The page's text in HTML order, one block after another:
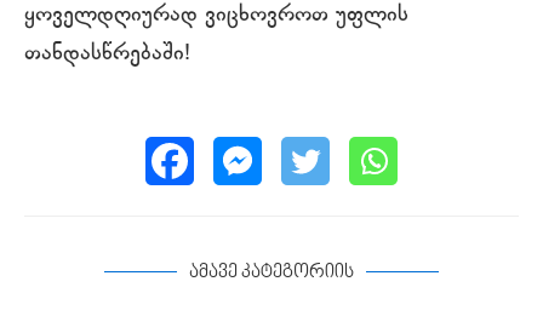
ყოველდღიურად ვიცხოვროთ უფლის
თანდასწრებაში!
ამავე კატეგორიის